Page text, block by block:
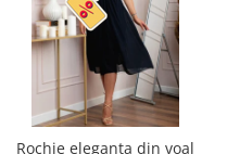
Rochie eleganta din voal